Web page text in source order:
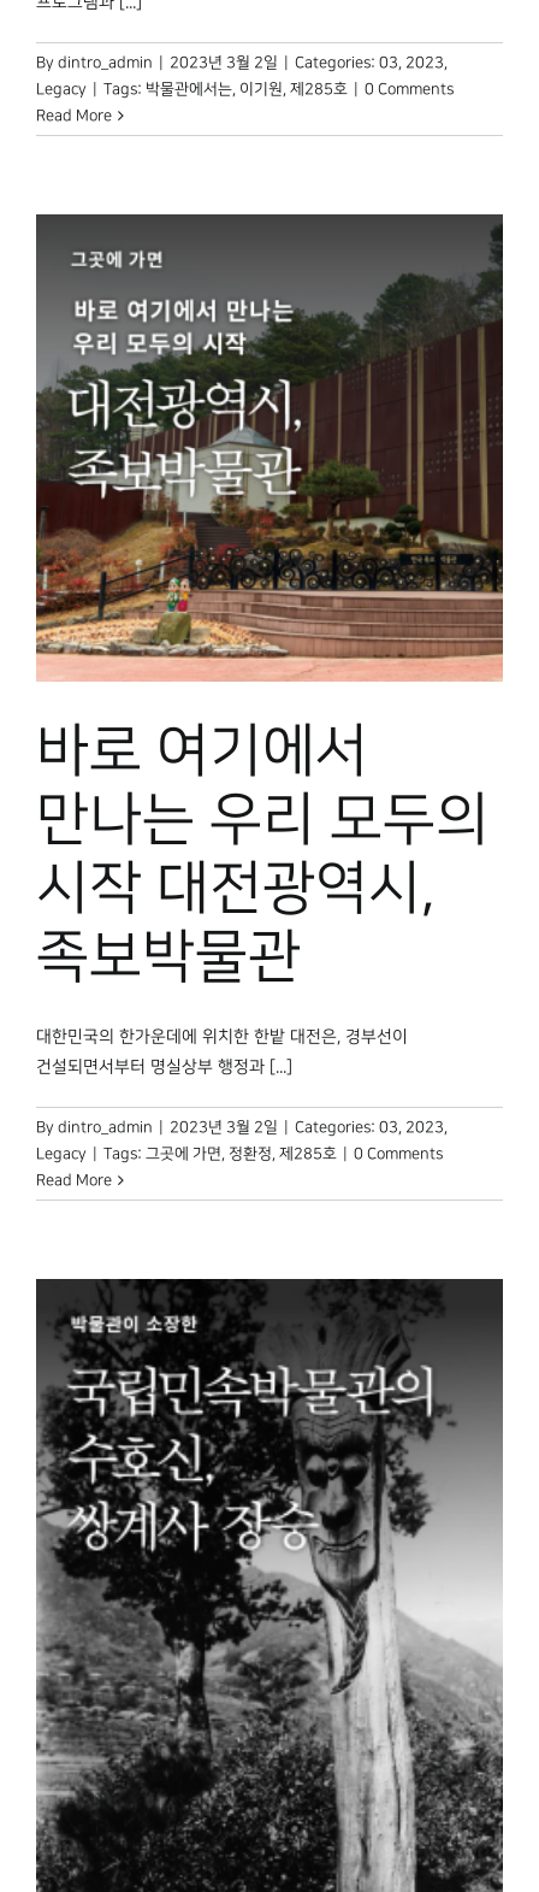
By dintro_admin 2023년 3월 2일 Categories: 03 2023
Legacy
Tags: 박물관에서는 이기원 제285호
0 Comments
Read More
바로 여기에서
만나는 우리 모두의
시작 대전광역시,
족보박물관
대한민국의 한가운데에 위치한 한밭 대전은, 경부선이
건설되면서부터 명실상부 행정과 [...]
By dintro_admin 2023년 3월 2일 Categories: 03 2023
Legacy
Tags: 그곳에 가면 정환정 제285호
0 Comments
Read More